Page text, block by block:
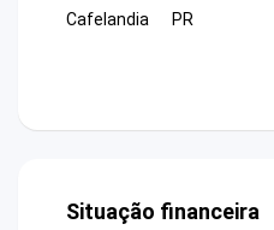
Cafelandia
PR
Situação financeira